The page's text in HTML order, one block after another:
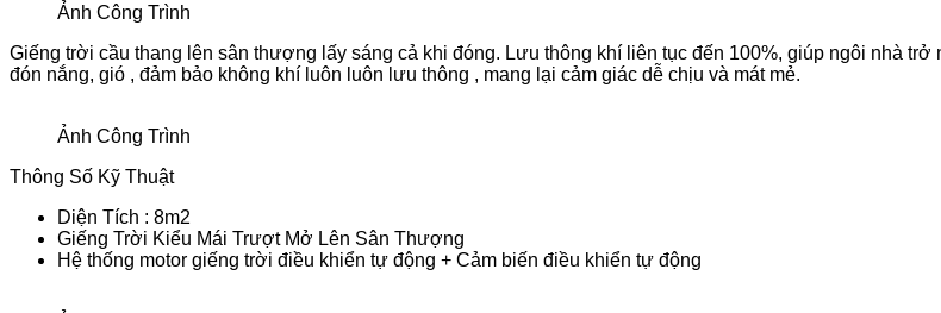
Ảnh Công Trình
Giếng trời cầu thang lên sân thượng lấy sáng cả khi đóng. Lưu thông khí liên tục đến 100%, giúp ngôi nhà
đón nắng, gió , đảm bảo không khí luôn luôn lưu thông , mang lại cảm giác dễ chịu và mát mẻ.
Ảnh Công Trình
Thông Số Kỹ Thuật
Diện Tích : 8m2
Giếng Trời Kiểu Mái Trượt Mở Lên Sân Thượng
Hệ thống motor giếng trời điều khiển tự động + Cảm biến điều khiển tự động